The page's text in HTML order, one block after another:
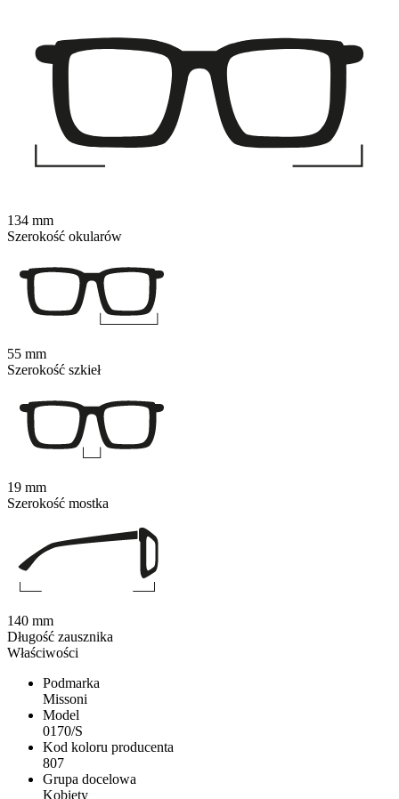
Właściwości
Podmarka
Missoni
Model
0170/S
Kod koloru producenta
807
Grupa docelowa
Kobiety
134 mm
Szerokość okularów
55 mm
Szerokość szkieł
19 mm
Szerokość mostka
140 mm
Długość zausznika